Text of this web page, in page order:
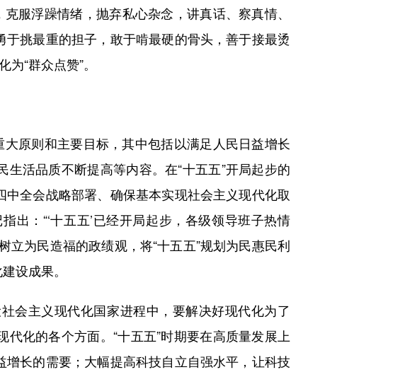
服浮躁情绪，抛弃私心杂念，讲真话、察真情、
挑最重的担子，敢于啃最硬的骨头，善于接最烫
“群众点赞”。
原则和主要目标，其中包括以满足人民日益增长
活品质不断提高等内容。在“十五五”开局起步的
全会战略部署、确保基本实现社会主义现代化取
出：“‘十五五’已经开局起步，各级领导班子热情
为民造福的政绩观，将“十五五”规划为民惠民利
设成果。
主义现代化国家进程中，要解决好现代化为了
化的各个方面。“十五五”时期要在高质量发展上
长的需要；大幅提高科技自立自强水平，让科技